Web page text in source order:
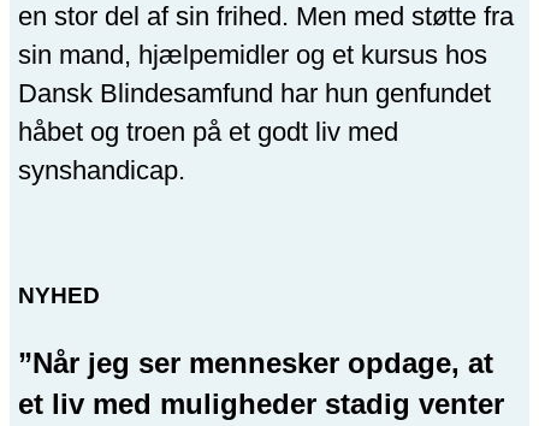
en stor del af sin frihed. Men med støtte fra
sin mand, hjælpemidler og et kursus hos
Dansk Blindesamfund har hun genfundet
håbet og troen på et godt liv med
synshandicap.
NYHED
”Når jeg ser mennesker opdage, at
et liv med muligheder stadig venter